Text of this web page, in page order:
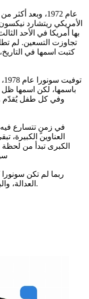
عام 1972، وبعد
الأمريكي ريتشارد
بها أمريكا في الأحد
تجاوزت التسعين. لم
كتبت اسمها في
باسمها، لكن اسمها
وفي كل طفل يُقدّم
في زمنٍ تتسارع
العناوين الكبيرة،
الكبرى تبدأ من
ربما لم تكن
العدالة، والبصيرة الكافية لتقول للعالم: لا تنسوا الآباء.